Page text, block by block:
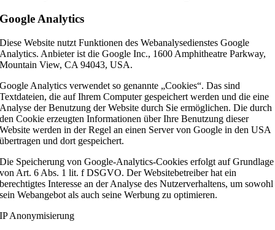
Google Analytics
Diese Website nutzt Funktionen des Webanalysedienstes Google
Analytics. Anbieter ist die Google Inc., 1600 Amphitheatre Parkway,
Mountain View, CA 94043, USA.
Google Analytics verwendet so genannte „Cookies“. Das sind
Textdateien, die auf Ihrem Computer gespeichert werden und die eine
Analyse der Benutzung der Website durch Sie ermöglichen. Die durch
den Cookie erzeugten Informationen über Ihre Benutzung dieser
Website werden in der Regel an einen Server von Google in den USA
übertragen und dort gespeichert.
Die Speicherung von Google-Analytics-Cookies erfolgt auf Grundlage
von Art. 6 Abs. 1 lit. f DSGVO. Der Websitebetreiber hat ein
berechtigtes Interesse an der Analyse des Nutzerverhaltens, um sowohl
sein Webangebot als auch seine Werbung zu optimieren.
IP Anonymisierung